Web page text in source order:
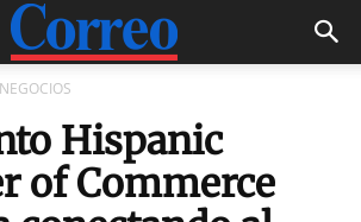
Hispanic
of Commerce